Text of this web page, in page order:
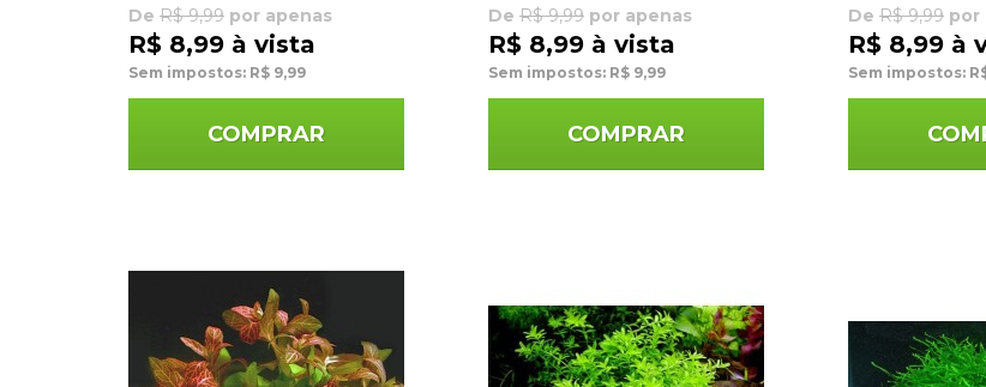
De R$ 9,99 por apenas
R$ 8,99 à vista
Sem impostos: R$ 9,99
COMPRAR
De R$ 9,99 por apenas
R$ 8,99 à vista
Sem impostos: R$ 9,99
COMPRAR
De R$ 9,99 por
R$ 8,99 à
Sem impostos: